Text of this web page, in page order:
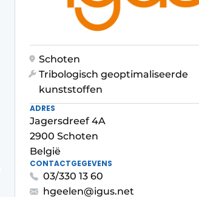
Schoten
Tribologisch geoptimaliseerde
kunststoffen
ADRES
Jagersdreef 4A
2900 Schoten
België
CONTACTGEGEVENS
03/330 13 60
hgeelen@igus.net